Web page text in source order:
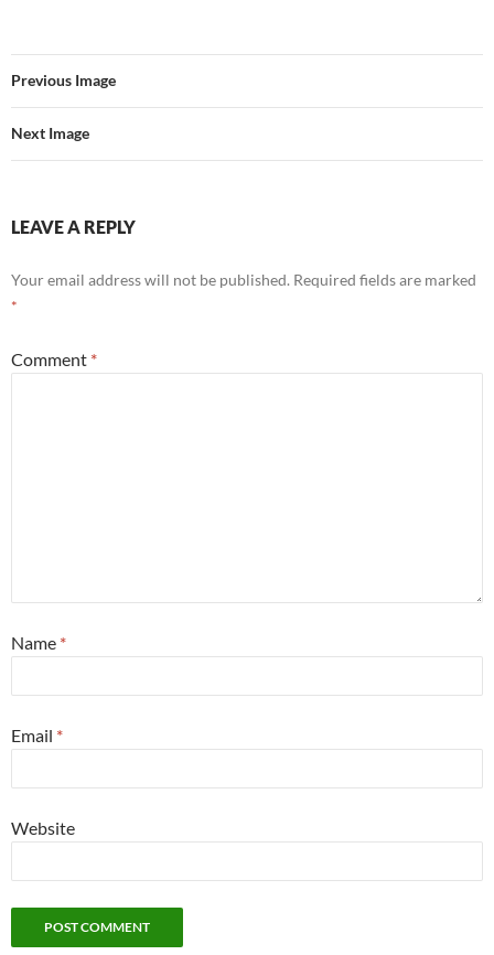
Previous Image
Next Image
LEAVE A REPLY
Your email address will not be published. Required fields are marked
*
Comment *
Name *
Email *
Website